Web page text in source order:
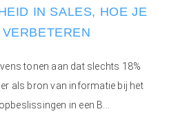
IN SALES, HOE JE
tonen aan dat slechts 18%
als bron van informatie bij het
in een B...